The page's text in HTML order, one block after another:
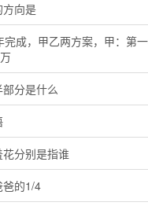
方向是
完成，甲乙两方案，甲：第
分是什么
分别是指谁
爸的1/4